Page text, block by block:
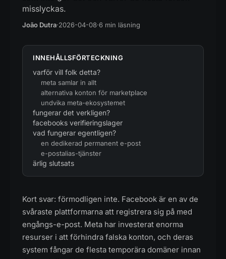
misslyckas.
João Dutra·2026-04-08·6 min läsning
INNEHÅLLSFÖRTECKNING
varför vill folk detta?
meta samlar in allt
alternativa konton för marketplace
undvika meta-ekosystemet
fungerar det verkligen?
facebooks verifieringslager
vad fungerar egentligen?
en dedikerad permanent e-post
e-postalias-tjänster
ärlig slutsats
Kort svar: förmodligen inte. Facebook är en av de
svåraste plattformarna att registrera sig på med
engångs-e-post. Meta har investerat enorma
resurser i att förhindra falska konton, och deras
system fångar de flesta temporära domäner innan